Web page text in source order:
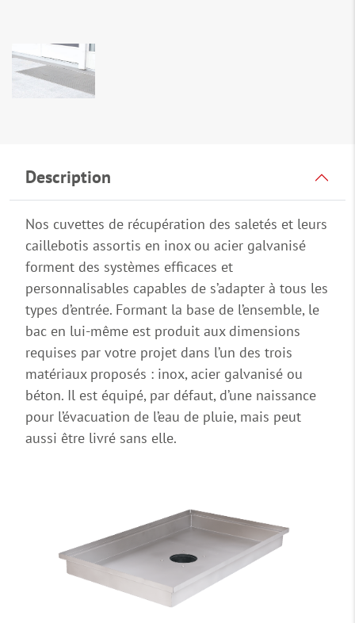
Description
Nos cuvettes de récupération des saletés et leurs
caillebotis assortis en inox ou acier galvanisé
forment des systèmes efficaces et
personnalisables capables de s’adapter à tous les
types d’entrée. Formant la base de l’ensemble, le
bac en lui-même est produit aux dimensions
requises par votre projet dans l’un des trois
matériaux proposés : inox, acier galvanisé ou
béton. Il est équipé, par défaut, d’une naissance
pour l’évacuation de l’eau de pluie, mais peut
aussi être livré sans elle.